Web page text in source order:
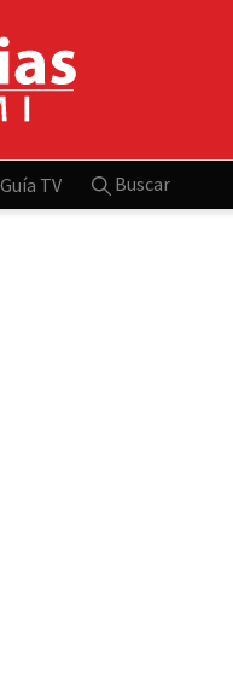
Guía TV Buscar